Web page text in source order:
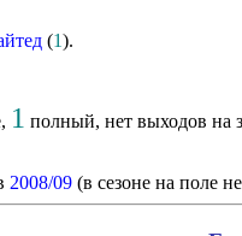
(1).
1 полный, нет выходов на
2008/09(в сезоне на поле